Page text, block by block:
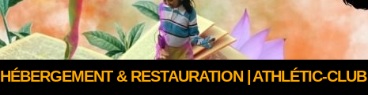
HÉBERGEMENT & RESTAURATION | ATHLÉTIC-CLUB |